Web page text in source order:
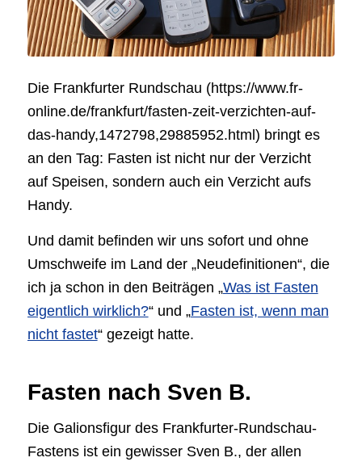
Die Frankfurter Rundschau (https://www.fr-
online.de/frankfurt/fasten-zeit-verzichten-auf-
das-handy,1472798,29885952.html) bringt es
an den Tag: Fasten ist nicht nur der Verzicht
auf Speisen, sondern auch ein Verzicht aufs
Handy.
Und damit befinden wir uns sofort und ohne
Umschweife im Land der „Neudefinitionen“, die
ich ja schon in den Beiträgen „Was ist Fasten
eigentlich wirklich?“ und „Fasten ist, wenn man
nicht fastet“ gezeigt hatte.
Fasten nach Sven B.
Die Galionsfigur des Frankfurter-Rundschau-
Fastens ist ein gewisser Sven B., der allen